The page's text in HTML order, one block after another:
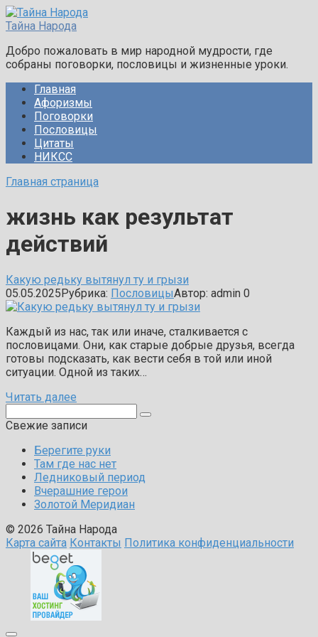
Перейти
к
Тайна Народа
Добро пожаловать в мир народной мудрости, где
собраны поговорки, пословицы и жизненные уроки.
Главная
Афоризмы
Поговорки
Пословицы
Цитаты
НИКСС
Главная страница
жизнь как результат
действий
Какую редьку вытянул ту и грызи
05.05.2025Рубрика: ПословицыАвтор: admin 0
Каждый из нас, так или иначе, сталкивается с
пословицами. Они, как старые добрые друзья, всегда
готовы подсказать, как вести себя в той или иной
ситуации. Одной из таких…
Читать далее
Свежие записи
Берегите руки
Там где нас нет
Ледниковый период
Вчерашние герои
Золотой Меридиан
© 2026 Тайна Народа
Карта сайта Контакты Политика конфиденциальности